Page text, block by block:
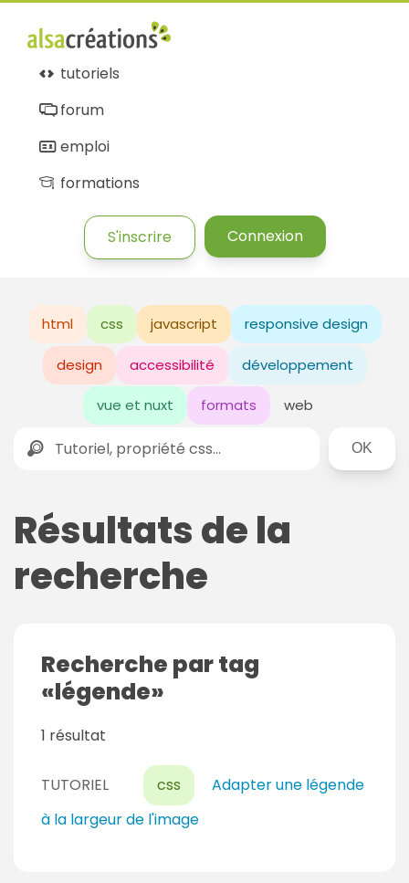
tutoriels
forum
emploi
formations
S'inscrire Connexion
html css javascript responsive design
design accessibilité développement
vue et nuxt formats web
Rechercher
Résultats de la
recherche
Recherche par tag
légende
1 résultat
TUTORIEL css
Adapter une légende
à la largeur de l'image